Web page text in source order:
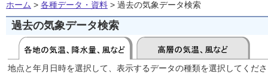
ホーム > 各種データ・資料 > 過去の気象データ検索
過去の気象データ検索
地点と年月日時を選択して、表示するデータの種類を選択してくだ